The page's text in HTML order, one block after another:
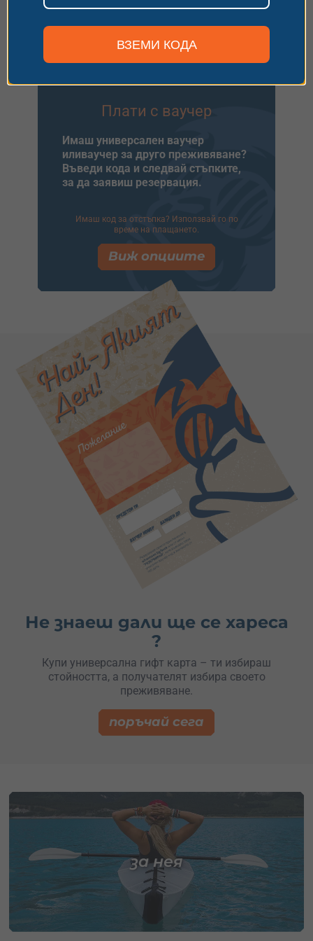
потвърждаване на резервацията.
Плати с ваучер
Имаш универсален ваучер
иливаучер за друго преживяване?
Въведи кода и следвай стъпките,
за да заявиш резервация.
Имаш код за отстъпка? Използвай го по
време на плащането.
Виж опциите
Не знаеш дали ще се хареса
?
Купи универсална гифт карта – ти избираш
стойността, а получателят избира своето
преживяване.
поръчай сега
за нея
ВЗЕМИ КОДА